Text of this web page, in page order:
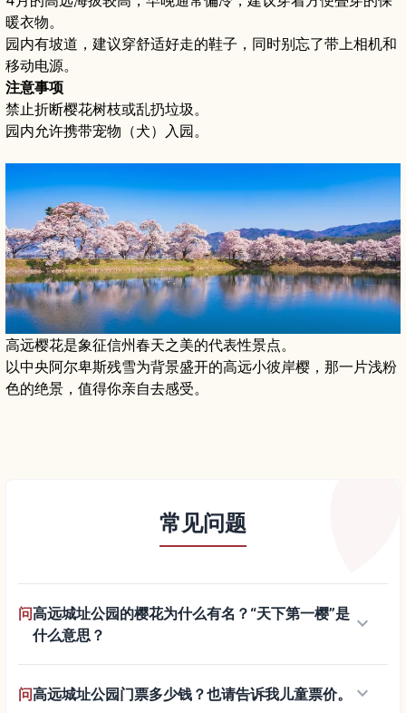
暖衣物。
园内有坡道，建议穿舒适好走的鞋子，同时别忘了带上相机和
移动电源。
注意事项
禁止折断樱花树枝或乱扔垃圾。
园内允许携带宠物（犬）入园。
高远樱花是象征信州春天之美的代表性景点。
以中央阿尔卑斯残雪为背景盛开的高远小彼岸樱，那一片浅粉
色的绝景，值得你亲自去感受。
常见问题
问高远城址公园的樱花为什么有名？“天下第一樱”是
什么意思？
keyboard_arrow_down
问高远城址公园门票多少钱？也请告诉我儿童票价。 keyboard_arrow_down